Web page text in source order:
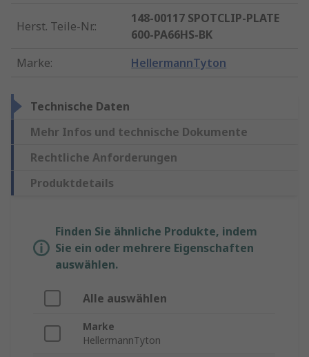
Herst. Teile-Nr.:
148-00117 SPOTCLIP-PLATE
600-PA66HS-BK
Marke: HellermannTyton
Technische Daten
Mehr Infos und technische Dokumente
Rechtliche Anforderungen
Produktdetails
Finden Sie ähnliche Produkte, indem
Sie ein oder mehrere Eigenschaften
auswählen.
Alle auswählen
Marke
HellermannTyton